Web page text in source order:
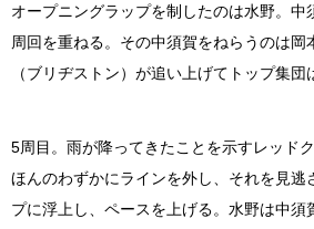
オープニングラップを制したのは水野。中
周回を重ねる。その中須賀をねらうのは岡
（ブリヂストン）が追い上げてトップ集団
5周目。雨が降ってきたことを示すレッド
ほんのわずかにラインを外し、それを見逃
プに浮上し、ペースを上げる。水野は中須